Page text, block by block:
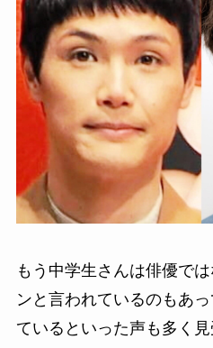
もう中学生さんは俳優で
ンと言われているのもあ
ているといった声も多く見